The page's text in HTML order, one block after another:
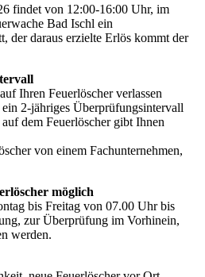
findet von 12:00-16:00 Uhr, im
Bad Ischl ein
der daraus erzielte Erlös kommt der
Ihren Feuerlöscher verlassen
2-jähriges Überprüfungsintervall
dem Feuerlöscher gibt Ihnen
von einem Fachunternehmen,
möglich
bis Freitag von 07.00 Uhr bis
zur Überprüfung im Vorhinein,
werden.